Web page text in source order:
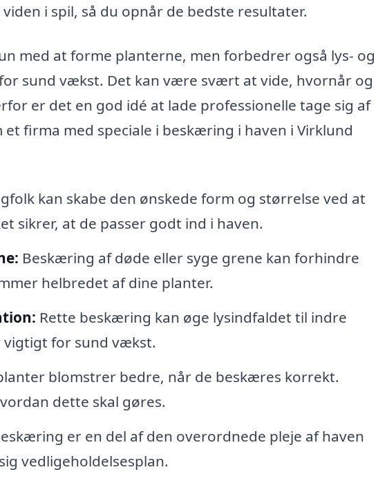
i spil, så du opnår de bedste resultater.
med at forme planterne, men forbedrer også lys- og
sund vækst. Det kan være svært at vide, hvornår og
er det en god idé at lade professionelle tage sig af
firma med speciale i beskæring i haven i Virklund
kan skabe den ønskede form og størrelse ved at
sikrer, at de passer godt ind i haven.
Beskæring af døde eller syge grene kan forhindre
helbredet af dine planter.
Rette beskæring kan øge lysindfaldet til indre
vigtigt for sund vækst.
blomstrer bedre, når de beskæres korrekt.
dette skal gøres.
er en del af den overordnede pleje af haven
vedligeholdelsesplan.